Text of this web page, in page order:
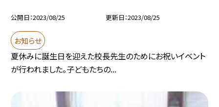
公開日 2023/08/25 更新日 2023/08/25
お知らせ
夏休みに誕生日を迎えた校長先生のためにお祝いイベント
が行われました。子どもたちの...